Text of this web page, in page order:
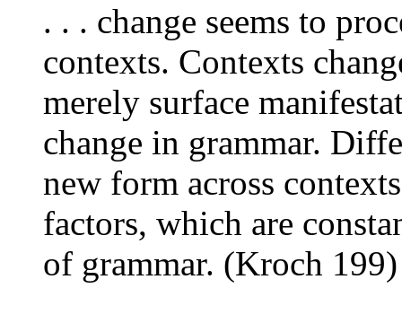
. . . change seems to
contexts. Contexts
merely surface
change in grammar.
new form across
factors, which are
of grammar. (Kroch 199)